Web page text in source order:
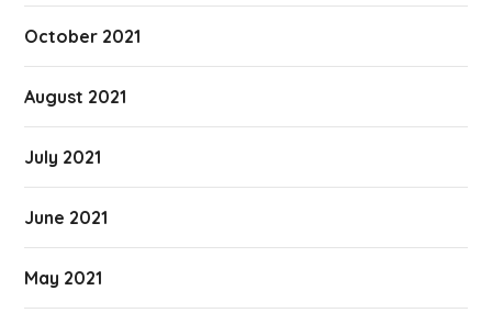
October 2021
August 2021
July 2021
June 2021
May 2021